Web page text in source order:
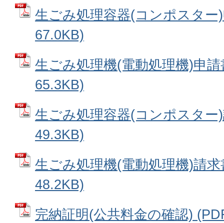
生ごみ処理容器(コンポスタ
67.0KB)
生ごみ処理機(電動処理機)申
65.3KB)
生ごみ処理容器(コンポスタ
49.3KB)
生ごみ処理機(電動処理機)請
48.2KB)
完納証明(公共料金の確認)